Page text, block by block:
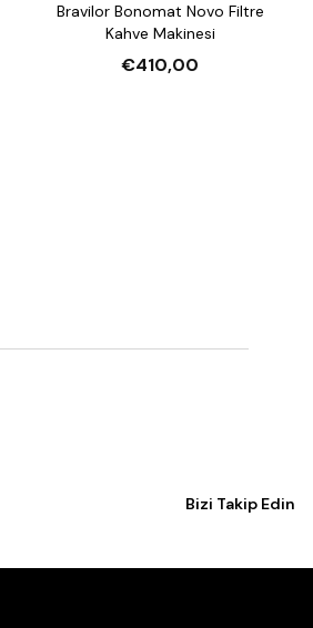
Bravilor Bonomat Novo Filtre
Kahve Makinesi
€410,00
Bizi Takip Edin